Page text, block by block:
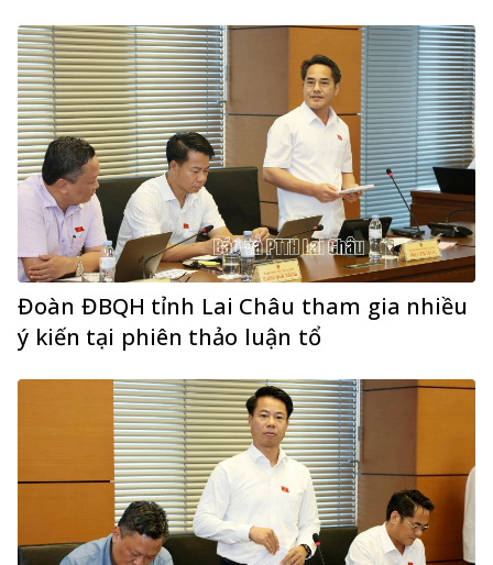
Đoàn ĐBQH tỉnh Lai Châu tham gia nhiều
ý kiến tại phiên thảo luận tổ